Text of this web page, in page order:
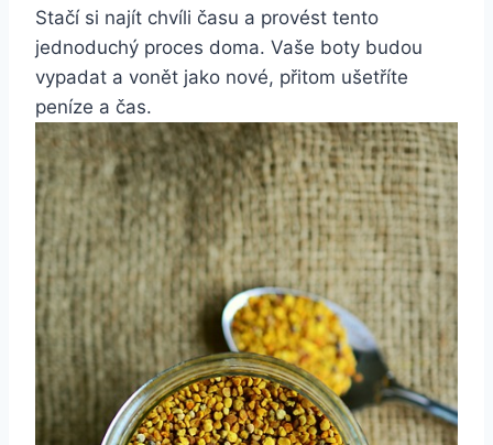
Stačí​ si najít chvíli času a ⁤provést tento
jednoduchý proces doma.⁢ Vaše boty budou
vypadat a vonět jako nové, ‌přitom ⁢ušetříte
peníze a⁤ čas.